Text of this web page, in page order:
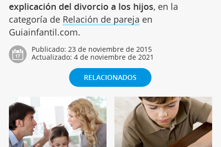
explicación del divorcio a los hijos, en la
categoría de Relación de pareja en
Guiainfantil.com.
Publicado: 23 de noviembre de 2015
Actualizado: 4 de noviembre de 2021
RELACIONADOS